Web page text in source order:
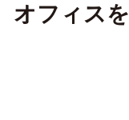
オフィス